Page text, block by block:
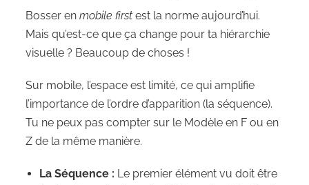
Bosser enmobile first est la norme aujourd’hui.
Mais qu’est-ce que ça change pour ta hiérarchie
visuelle ? Beaucoup de choses !
Sur mobile, l’espace est limité, ce qui amplifie
l’importance de l’ordre d’apparition (la séquence).
Tu ne peux pas compter sur le Modèle en F ou en
Z de la même manière.
La Séquence : Le premier élément vu doit être